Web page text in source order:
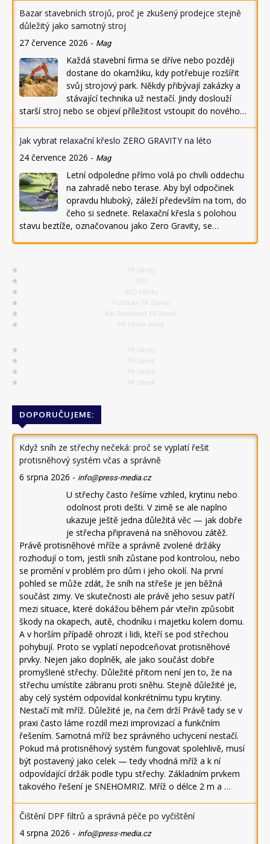
Bazar stavebních strojů, proč je zkušený prodejce stejně
důležitý jako samotný stroj
27 července 2026 - Mag
Každá stavební firma se dříve nebo později
dostane do okamžiku, kdy potřebuje rozšířit
svůj strojový park. Někdy přibývají zakázky a
stávající technika už nestačí. Jindy doslouží
starší stroj nebo se objeví příležitost vstoupit do nového…
Jak vybrat relaxační křeslo ZERO GRAVITY na léto
24 července 2026 - Mag
Letní odpoledne přímo volá po chvíli oddechu
na zahradě nebo terase. Aby byl odpočinek
opravdu hluboký, záleží především na tom, do
čeho si sednete. Relaxační křesla s polohou
stavu beztíže, označovanou jako Zero Gravity, se…
PR články
SEO
SEO články
Publikace PR článků
Kde Publikovat PR článek
PR článek levně
PR články
PR článek
PR článek
PR článek
DOPORUČUJEME:
Když sníh ze střechy nečeká: proč se vyplatí řešit
protisněhový systém včas a správně
6 srpna 2026 - info@press-media.cz
U střechy často řešíme vzhled, krytinu nebo
odolnost proti dešti. V zimě se ale naplno
ukazuje ještě jedna důležitá věc — jak dobře
je střecha připravená na sněhovou zátěž.
Právě protisněhové mříže a správně zvolené držáky
rozhodují o tom, jestli sníh zůstane pod kontrolou, nebo
se promění v problém pro dům i jeho okolí. Na první
pohled se může zdát, že sníh na střeše je jen běžná
součást zimy. Ve skutečnosti ale právě jeho sesuv patří
mezi situace, které dokážou během pár vteřin způsobit
škody na okapech, autě, chodníku i majetku kolem domu.
A v horším případě ohrozit i lidi, kteří se pod střechou
pohybují. Proto se vyplatí nepodceňovat protisněhové
prvky. Nejen jako doplněk, ale jako součást dobře
promyšlené střechy. Důležité přitom není jen to, že na
střechu umístíte zábranu proti sněhu. Stejně důležité je,
aby celý systém odpovídal konkrétnímu typu krytiny.
Nestačí mít mříž. Důležité je, na čem drží Právě tady se v
praxi často láme rozdíl mezi improvizací a funkčním
řešením. Samotná mříž bez správného uchycení nestačí.
Pokud má protisněhový systém fungovat spolehlivě, musí
být postavený jako celek — tedy vhodná mříž a k ní
odpovídající držák podle typu střechy. Základním prvkem
takového řešení je SNEHOMRIZ. Mříž o délce 2 m a …
Čištění DPF filtrů a správná péče po vyčištění
4 srpna 2026 - info@press-media.cz